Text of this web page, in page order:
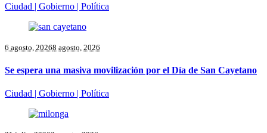
Ciudad | Gobierno | Política
6 agosto, 20268 agosto, 2026
Se espera una masiva movilización por el Día de San Cayetano
Ciudad | Gobierno | Política